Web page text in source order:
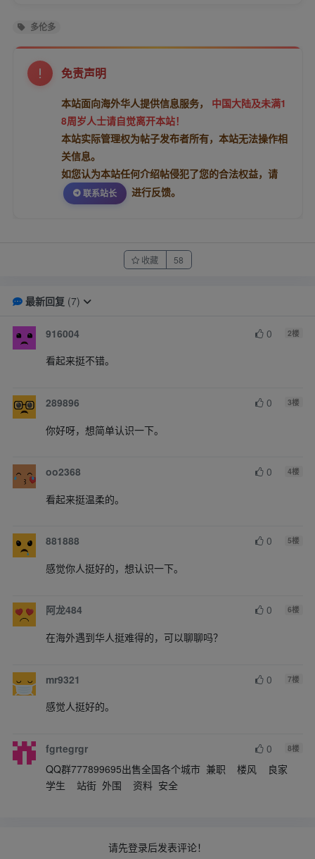
多伦多
免责声明
本站面向海外华人提供信息服务，
中国大陆及未满1
8周岁人士请自觉离开本站！
本站实际管理权为帖子发布者所有，本站无法操作相
关信息。
如您认为本站任何介绍帖侵犯了您的合法权益，请
联系站长 进行反馈。
收藏 58
最新回复 (7)
916004 0 2楼
看起来挺不错。
289896 0 3楼
你好呀，想简单认识一下。
oo2368 0 4楼
看起来挺温柔的。
881888 0 5楼
感觉你人挺好的，想认识一下。
阿龙484 0 6楼
在海外遇到华人挺难得的，可以聊聊吗？
mr9321 0 7楼
感觉人挺好的。
fgrtegrgr 0 8楼
QQ群777899695出售全国各个城市 兼职 楼风 良家
学生 站街 外围 资料 安全
请先登录后发表评论！